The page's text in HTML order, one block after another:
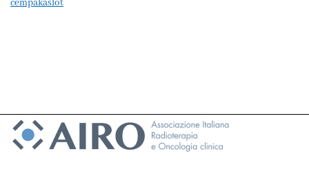
cempakaslot